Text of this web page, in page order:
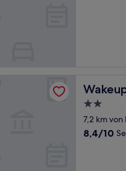
Wakeup
2.0-
Sterne-
7,2 km
8.4
8,4/10